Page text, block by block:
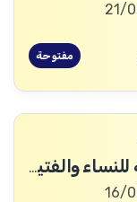
مفتوحة
مشرفة المساحة الآمنة للنساء والفتيات (Woman and Girls Safe Space (WGSS) Supervisor).